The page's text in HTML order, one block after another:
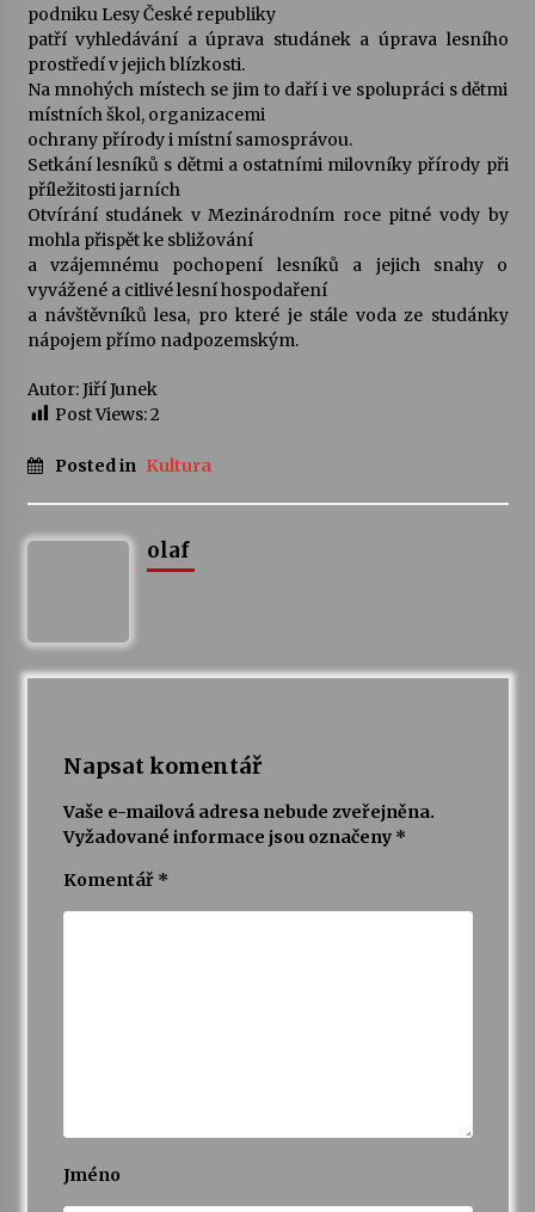
14. 7. 2026
Za kulturou kousek za Humpolec. V Želivě ožije
odkaz Josefa Čapka
13. 7. 2026
Varhanní recitál Michala Novenka v Klášteře
Želiv
3. 7. 2026
Petr Adamec – Malovaný svět
30. 6. 2026
podniku Lesy České republiky
patří vyhledávání a úprava studánek a úprava lesního
prostředí v jejich blízkosti.
Na mnohých místech se jim to daří i ve spolupráci s dětmi
místních škol, organizacemi
ochrany přírody i místní samosprávou.
Setkání lesníků s dětmi a ostatními milovníky přírody při
příležitosti jarních
Otvírání studánek v Mezinárodním roce pitné vody by
mohla přispět ke sbližování
a vzájemnému pochopení lesníků a jejich snahy o
vyvážené a citlivé lesní hospodaření
a návštěvníků lesa, pro které je stále voda ze studánky
nápojem přímo nadpozemským.
Autor: Jiří Junek
Post Views:2
Posted in Kultura
olaf
Napsat komentář
Vaše e-mailová adresa nebude zveřejněna.
Vyžadované informace jsou označeny *
Komentář *
Jméno